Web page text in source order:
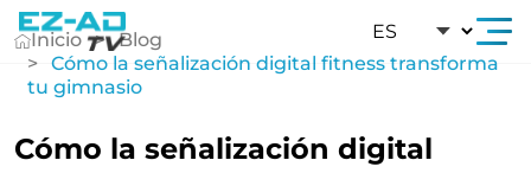
Inicio
Blog
Cómo la señalización digital fitness transforma
tu gimnasio
Cómo la señalización digital